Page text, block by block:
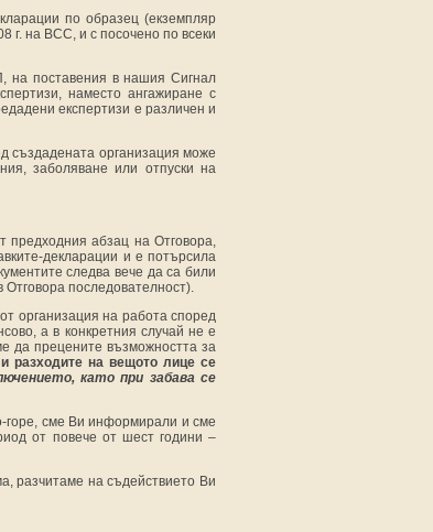
по образец (екземпляр
г. на ВСС, и с посочено по всеки
на поставения в нашия Сигнал
наместо ангажиране с
експертизи е различен и
създадената организация може
заболяване или отпуски на
предходния абзац на Отговора,
декларации и е потърсила
следва вече да са били
последователност).
организация на работа според
а в конкретния случай не е
да прецените възможността за
разходите на вещото лице се
като при забава се
горе, сме Ви информирали и сме
от повече от шест години –
разчитаме на съдействието Ви